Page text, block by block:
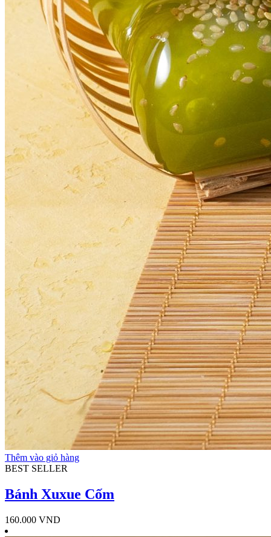
Thêm vào giỏ hàng
BEST SELLER
Bánh Xuxue Cốm
160.000 VND